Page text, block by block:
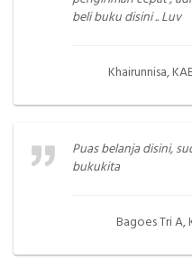
beli buku disini .. Luv
Khairunnisa,
Puas belanja disini,
bukukita
Bagoes Tri A,